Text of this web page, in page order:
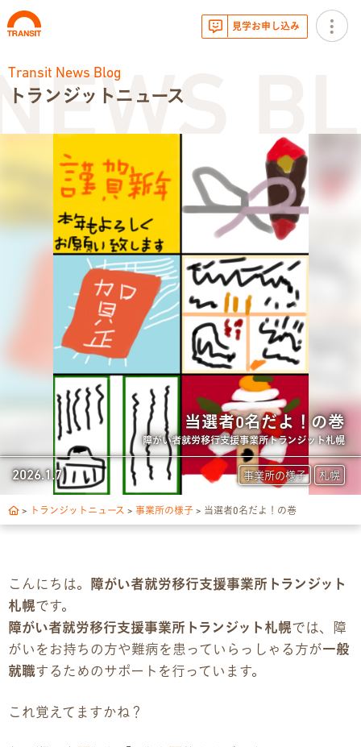
お知らせ
トランジットニュース
広報・イベント
サービス内容
就労移行支援とは
トランジットについて
1日の流れ
ご利用の流れ
独自サポート
お食事の提供について
スキルアップ診断
デジタルパンフレット
Transit News Blog
トランジットニュース
当選者0名だよ！の巻
障がい者就労移行支援事業所トランジット札幌
事業所の様子 札幌
2026.1.7
> トランジットニュース > 事業所の様子 > 当選者0名だよ！の巻
こんにちは。
障がい者就労移行支援事業所トランジット
札幌です。
障がい者就労移行支援事業所トランジット札幌では、障
がいをお持ちの方や難病を患っていらっしゃる方が一般
就職するためのサポートを行っています。
これ覚えてますかね？
見学お申し込み